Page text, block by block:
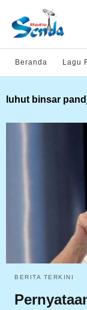
Beranda Lagu
luhut binsar
BERITA TERKINI